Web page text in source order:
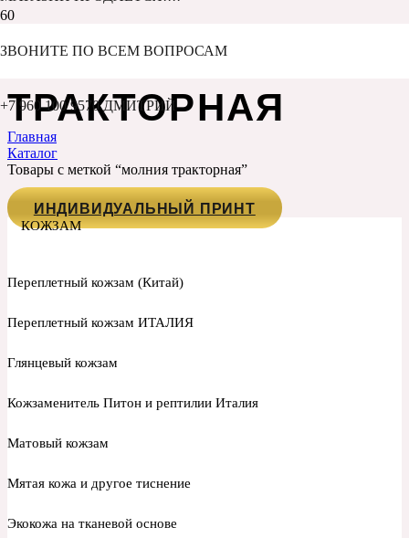
ЗВОНИТЕ ПО ВСЕМ ВОПРОСАМ
+7 960 100 9570 ДМИТРИЙ
МОЛНИЯ
ТРАКТОРНАЯ
Главная
Каталог
Товары с меткой “молния тракторная”
ИНДИВИДУАЛЬНЫЙ ПРИНТ
КОЖЗАМ
Переплетный кожзам (Китай)
Переплетный кожзам ИТАЛИЯ
Глянцевый кожзам
Кожзаменитель Питон и рептилии Италия
Матовый кожзам
Мятая кожа и другое тиснение
Экокожа на тканевой основе